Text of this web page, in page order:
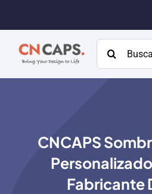
contenido
Buscar:
Catalogar
CNCAPS
Fabricante